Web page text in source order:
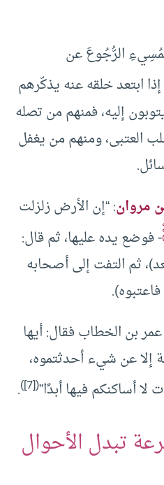
الرُّجُوعَ عن
إذا ابتعد خلقه عنه يذكّرهم
إليه، فمنهم من تصله
العتبى، ومنهم من يغفل
مروان: “إن الأرض زلزلت
- فوضع يده عليها، ثم قال:
ثم التفت إلى أصحابه
بن الخطاب فقال: أيها
إلا عن شيء أحدثتموه،
أساكنكم فيها أبدًا”(
[7]
)
.
تبدل الأحوال